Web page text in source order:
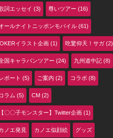
詞エッセイ (3) 尊いツアー (16)
ールナイトニッポンモバイル (61)
イラスト企画 (1) 吃驚仰天！サガ (2)
国キャラバンツアー (24) 九州道中記 (8)
ポート (5) ご案内 (2) コラボ (8)
コラム (5) CM (2)
【〇〇子モンスター】Twitter企画 (1)
ノエ発見 カノエ似顔絵 グッズ